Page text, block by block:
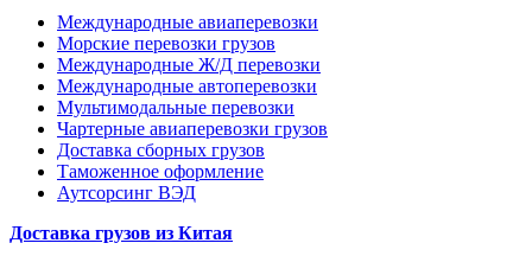
Международные авиаперевозки
Морские перевозки грузов
Международные Ж/Д перевозки
Международные автоперевозки
Мультимодальные перевозки
Чартерные авиаперевозки грузов
Доставка сборных грузов
Таможенное оформление
Аутсорсинг ВЭД
Доставка грузов из Китая